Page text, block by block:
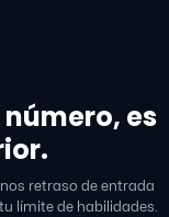
número, es
retraso de entrada
límite de habilidades.